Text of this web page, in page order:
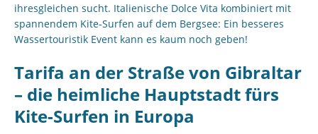
ihresgleichen sucht. Italienische Dolce Vita kombiniert mit
spannendem Kite-Surfen auf dem Bergsee: Ein besseres
Wassertouristik Event kann es kaum noch geben!
Tarifa an der Straße von Gibraltar
– die heimliche Hauptstadt fürs
Kite-Surfen in Europa